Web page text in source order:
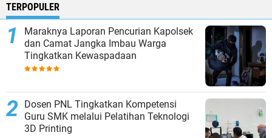
TERPOPULER
Maraknya Laporan Pencurian Kapolsek
dan Camat Jangka Imbau Warga
Tingkatkan Kewaspadaan
Dosen PNL Tingkatkan Kompetensi
Guru SMK melalui Pelatihan Teknologi
3D Printing